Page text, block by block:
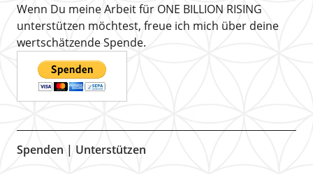
Wenn Du meine Arbeit für ONE BILLION RISING
unterstützen möchtest, freue ich mich über deine
wertschätzende Spende.
Spenden | Unterstützen